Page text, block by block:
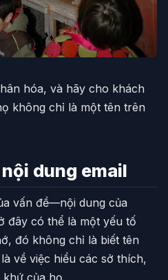
hóa, và hãy cho khách
không chỉ là một tên trên
dung email
vấn đề—nội dung của
đây có thể là một yếu tố
đó không chỉ là biết tên
về việc hiểu các sở thích,